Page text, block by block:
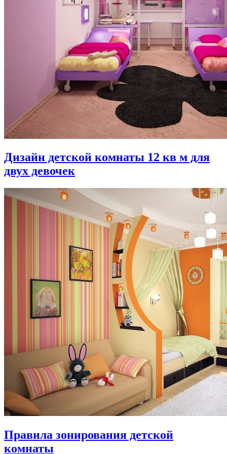
Дизайн детской комнаты 12 кв м для
двух девочек
Правила зонирования детской
комнаты